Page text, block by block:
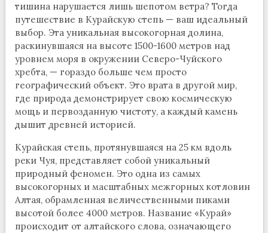
тишина нарушается лишь шепотом ветра? Тогда
путешествие в Курайскую степь — ваш идеальный
выбор. Эта уникальная высокогорная долина,
раскинувшаяся на высоте 1500-1600 метров над
уровнем моря в окружении Северо-Чуйского
хребта, — гораздо больше чем просто
географический объект. Это врата в другой мир,
где природа демонстрирует свою космическую
мощь и первозданную чистоту, а каждый камень
дышит древней историей.
Курайская степь, протянувшаяся на 25 км вдоль
реки Чуя, представляет собой уникальный
природный феномен. Это одна из самых
высокогорных и масштабных межгорных котловин
Алтая, обрамленная величественными пиками
высотой более 4000 метров. Название «Курай»
происходит от алтайского слова, означающего